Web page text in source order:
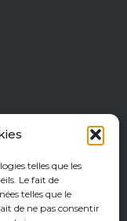
telles que les
Le fait de
telles que le
de ne pas consentir